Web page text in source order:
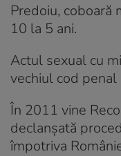
Predoiu, coboară
10 la 5 ani.
Actul sexual cu
vechiul cod
În 2011 vine
declanșată
împotriva